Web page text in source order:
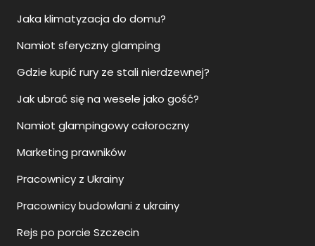
Jaka klimatyzacja do domu?
Namiot sferyczny glamping
Gdzie kupić rury ze stali nierdzewnej?
Jak ubrać się na wesele jako gość?
Namiot glampingowy całoroczny
Marketing prawników
Pracownicy z Ukrainy
Pracownicy budowlani z ukrainy
Rejs po porcie Szczecin